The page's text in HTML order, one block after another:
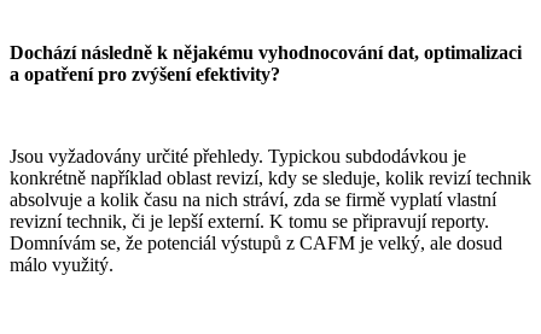
Dochází následně k nějakému vyhodnocování dat, optimalizaci
a opatření pro zvýšení efektivity?
Jsou vyžadovány určité přehledy. Typickou subdodávkou je
konkrétně například oblast revizí, kdy se sleduje, kolik revizí technik
absolvuje a kolik času na nich stráví, zda se firmě vyplatí vlastní
revizní technik, či je lepší externí. K tomu se připravují reporty.
Domnívám se, že potenciál výstupů z CAFM je velký, ale dosud
málo využitý.